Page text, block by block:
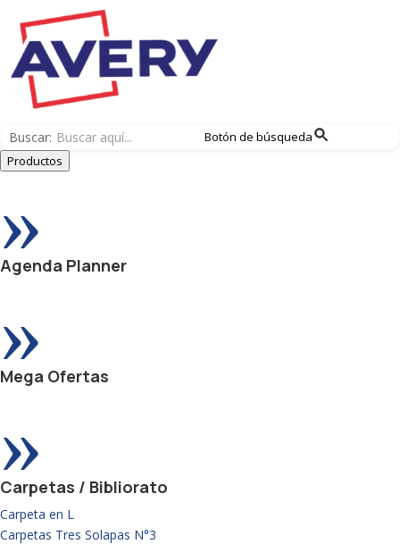
Buscar:
Botón de búsqueda
Productos
»
Agenda Planner
»
Mega Ofertas
»
Carpetas / Bibliorato
Carpeta en L
Carpetas Tres Solapas N°3